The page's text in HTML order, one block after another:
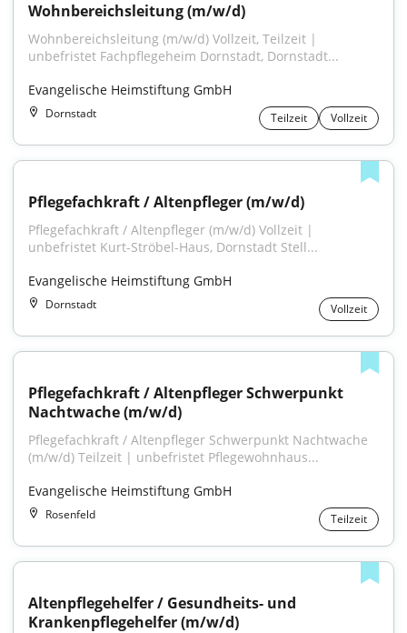
Wohnbereichsleitung (m/w/d)
Wohnbereichsleitung (m/w/d) Vollzeit, Teilzeit |
unbefristet Fachpflegeheim Dornstadt, Dornstadt...
Evangelische Heimstiftung GmbH
Dornstadt Teilzeit Vollzeit
Pflegefachkraft / Altenpfleger (m/w/d)
Pflegefachkraft / Altenpfleger (m/w/d) Vollzeit |
unbefristet Kurt-Ströbel-Haus, Dornstadt Stell...
Evangelische Heimstiftung GmbH
Dornstadt Vollzeit
Pflegefachkraft / Altenpfleger Schwerpunkt
Nachtwache (m/w/d)
Pflegefachkraft / Altenpfleger Schwerpunkt Nachtwache
(m/w/d) Teilzeit | unbefristet Pflegewohnhaus...
Evangelische Heimstiftung GmbH
Rosenfeld Teilzeit
Altenpflegehelfer / Gesundheits- und
Krankenpflegehelfer (m/w/d)